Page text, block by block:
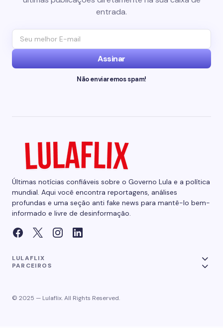
entrada.
Assinar
Não enviaremos spam!
Últimas notícias confiáveis sobre o Governo Lula e a política
mundial. Aqui você encontra reportagens, análises
profundas e uma seção anti fake news para mantê-lo bem-
informado e livre de desinformação.
LULAFLIX
PARCEIROS
© 2025 — Lulaflix. All Rights Reserved.